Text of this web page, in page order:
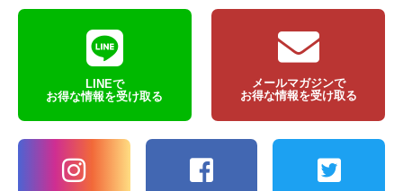
LINEで
お得な情報を受け取る
メールマガジンで
お得な情報を受け取る